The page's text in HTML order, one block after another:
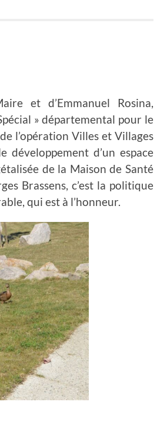
et d’Emmanuel Rosina,
» départemental pour le
l’opération Villes et Villages
d’un espace
de la Maison de Santé
Brassens, c’est la politique
qui est à l’honneur.